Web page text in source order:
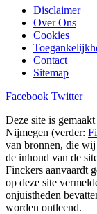
Disclaimer
Over Ons
Cookies
Contact
Sitemap
Facebook Twitter
Deze site is
Nijmegen (verder:
van bronnen, die
de inhoud van de
Finckers aanvaardt
op deze site
onjuistheden
worden ontleend.